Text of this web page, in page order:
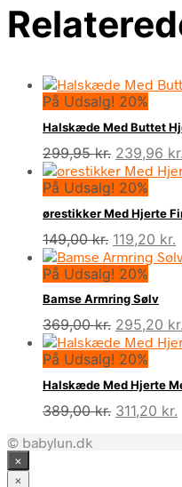
På Udsalg! 20%
Halskæde Med Buttet
299,95kr. Den
pris
var:
299,95
239,96 kr.
På Udsalg! 20%
ørestikker Med Hjerte
149,00kr. Den
pris
var:
149,00 kr..
119,20 kr.
På Udsalg! 20%
Bamse Armring Sølv
369,00kr. Den
pris
var:
369,00
295,20 kr.
På Udsalg! 20%
Halskæde Med Hjerte
389,00kr. Den
311,20 kr.
© babylun.dk
×
×